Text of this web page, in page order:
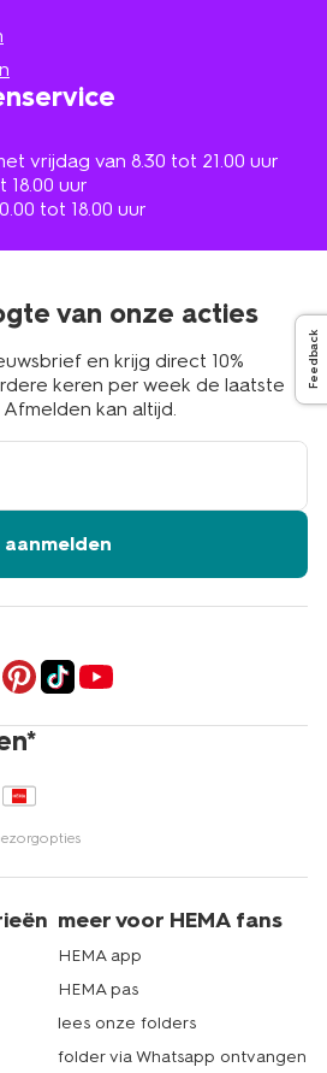
vrijdag van 8.30 tot 21.00 uur
uur
tot 18.00 uur
van onze acties
en krijg direct 10%
keren per week de laatste
kan altijd.
aanmelden
meer voor HEMA fans
HEMA app
HEMA pas
lees onze folders
folder via Whatsapp ontvangen
Feedback